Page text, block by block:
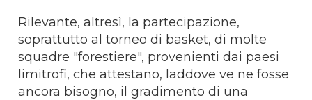
Rilevante, altresì, la partecipazione,
soprattutto al torneo di basket, di molte
squadre "forestiere", provenienti dai paesi
limitrofi, che attestano, laddove ve ne fosse
ancora bisogno, il gradimento di una